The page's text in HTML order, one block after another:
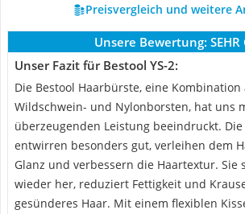
Preisvergleich und weitere
Unsere Bewertung: SEHR
Unser Fazit für Bestool YS-2:
Die Bestool Haarbürste, eine
Wildschwein- und Nylonborsten, hat uns
überzeugenden Leistung beeindruckt.
entwirren besonders gut, verleihen dem
Glanz und verbessern die Haartextur. Sie
wieder her, reduziert Fettigkeit und
gesünderes Haar. Mit einem flexiblen